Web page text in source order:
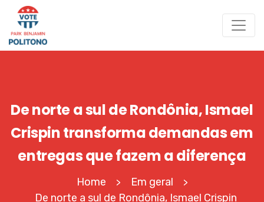
De norte a sul de Rondônia, Ismael
Crispin transforma demandas em
entregas que fazem a diferença
Home > Em geral >
De norte a sul de Rondônia, Ismael Crispin